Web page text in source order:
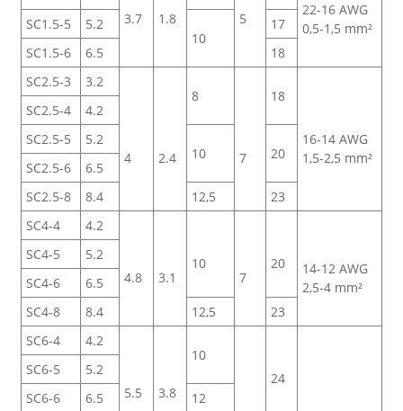
3.7 1.8 5
22-16 AWG
0,5-1,5 mm²
SC1.5-5
5.2
10
17
SC1.5-6
6.5
18
SC2.5-3
3.2
4 2.4
8
7
18
16-14 AWG
1,5-2,5 mm²
SC2.5-4
4.2
SC2.5-5
5.2
10
20
SC2.5-6
6.5
SC2.5-8
8.4 12,5
23
SC4-4
4.2
4.8 3.1
10
7
20
14-12 AWG
2,5-4 mm²
SC4-5
5.2
SC4-6
6.5
SC4-8
8.4 12,5
23
SC6-4
4.2
5.5 3.8
10
24
SC6-5
5.2
SC6-6
6.5
12